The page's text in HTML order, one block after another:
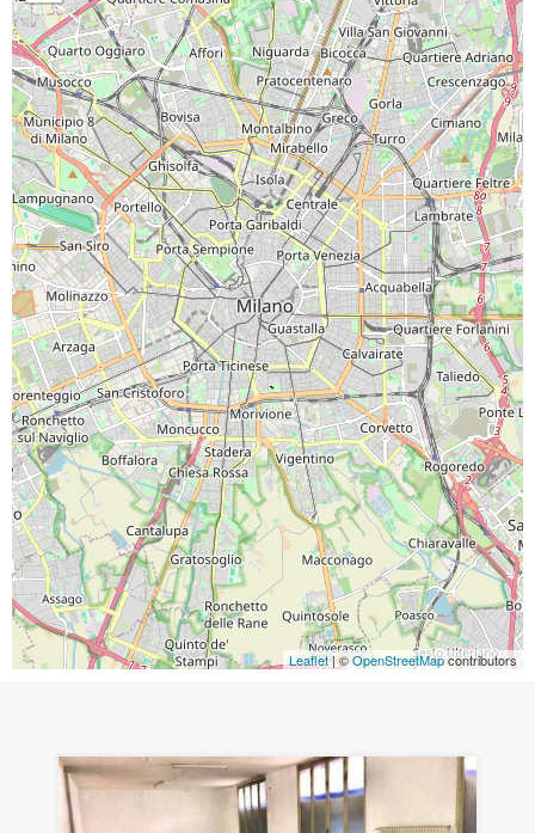
Leaflet| ©OpenStreetMapcontributors